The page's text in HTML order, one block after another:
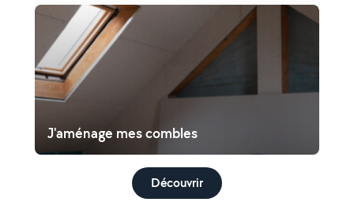
J'aménage mes combles
Découvrir